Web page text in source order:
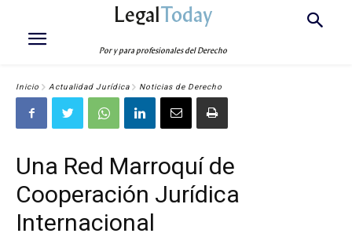
LegalToday
Por y para profesionales del Derecho
Inicio Actualidad Jurídica Noticias de Derecho
Una Red Marroquí de
Cooperación Jurídica
Internacional